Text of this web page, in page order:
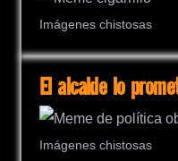
Imágenes chistosas
El alcalde lo
Imágenes chistosas